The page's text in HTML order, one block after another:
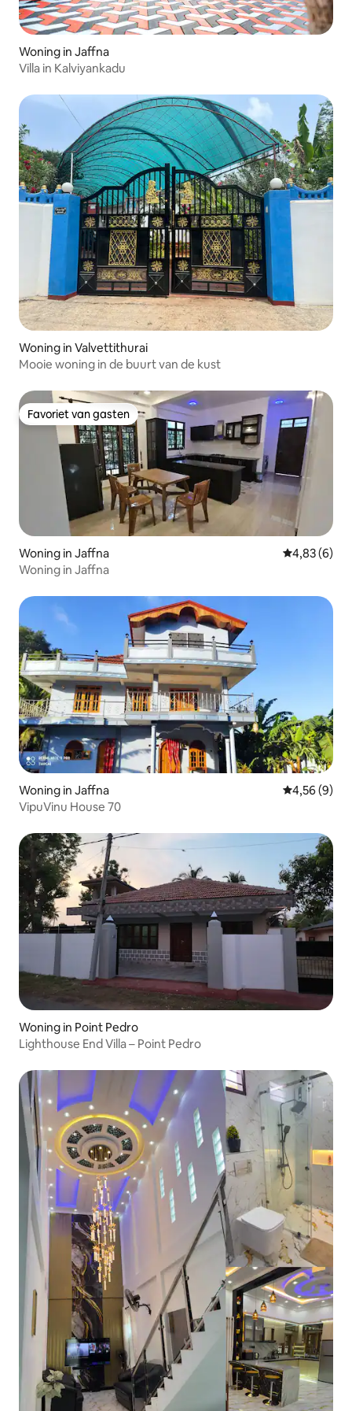
Woning in Jaffna
Villa in Kalviyankadu
Woning in Valvettithurai
Mooie woning in de buurt van de kust
Favoriet van gasten
Favoriet van gasten
Woning in Jaffna Gemiddelde
4,83 (6)
Woning in Jaffna
Woning in Jaffna Gemiddelde
4,56 (9)
VipuVinu House 70
Woning in Point Pedro
Lighthouse End Villa – Point Pedro